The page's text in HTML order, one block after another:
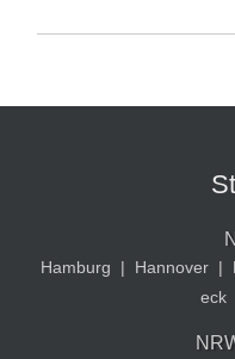
Hamburg | Hannover |
eck